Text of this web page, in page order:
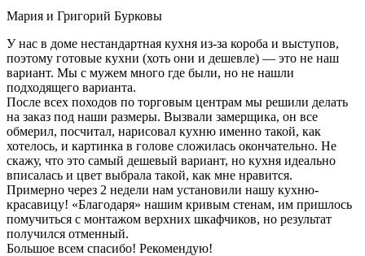
Мария и Григорий Бурковы
У нас в доме нестандартная кухня из-за короба и выступов,
поэтому готовые кухни (хоть они и дешевле) — это не наш
вариант. Мы с мужем много где были, но не нашли
подходящего варианта.
После всех походов по торговым центрам мы решили делать
на заказ под наши размеры. Вызвали замерщика, он все
обмерил, посчитал, нарисовал кухню именно такой, как
хотелось, и картинка в голове сложилась окончательно. Не
скажу, что это самый дешевый вариант, но кухня идеально
вписалась и цвет выбрала такой, как мне нравится.
Примерно через 2 недели нам установили нашу кухню-
красавицу! «Благодаря» нашим кривым стенам, им пришлось
помучиться с монтажом верхних шкафчиков, но результат
получился отменный.
Большое всем спасибо! Рекомендую!